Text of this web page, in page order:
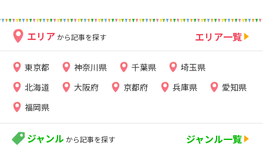
エリア から記事を探す エリア一覧
東京都 神奈川県 千葉県
埼玉県
北海道
大阪府 京都府 兵庫県
愛知県
福岡県
ジャンル から記事を探す ジャンル一覧